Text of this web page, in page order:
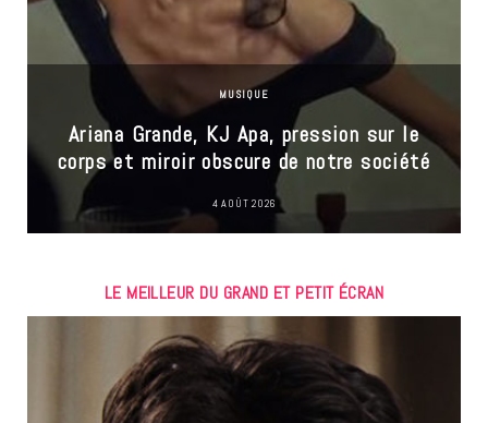
MUSIQUE
Ariana Grande, KJ Apa, pression sur le
corps et miroir obscure de notre société
4 AOÛT 2026
LE MEILLEUR DU GRAND ET PETIT ÉCRAN